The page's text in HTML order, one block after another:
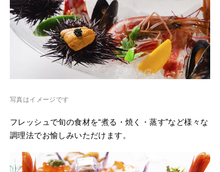
写真はイメージです
フレッシュで旬の食材を“煮る・焼く・蒸す”など様々な
調理法でお愉しみいただけます。